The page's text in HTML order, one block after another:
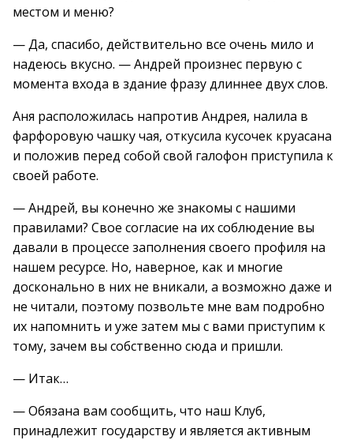
местом и меню?
— Да, спасибо, действительно все очень мило и
надеюсь вкусно. — Андрей произнес первую с
момента входа в здание фразу длиннее двух слов.
Аня расположилась напротив Андрея, налила в
фарфоровую чашку чая, откусила кусочек круасана
и положив перед собой свой галофон приступила к
своей работе.
— Андрей, вы конечно же знакомы с нашими
правилами? Свое согласие на их соблюдение вы
давали в процессе заполнения своего профиля на
нашем ресурсе. Но, наверное, как и многие
досконально в них не вникали, а возможно даже и
не читали, поэтому позвольте мне вам подробно
их напомнить и уже затем мы с вами приступим к
тому, зачем вы собственно сюда и пришли.
— Итак…
— Обязана вам сообщить, что наш Клуб,
принадлежит государству и является активным